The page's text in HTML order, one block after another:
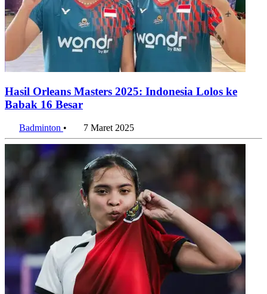
Hasil Orleans Masters 2025: Indonesia Lolos ke
Babak 16 Besar
Badminton • 7 Maret 2025